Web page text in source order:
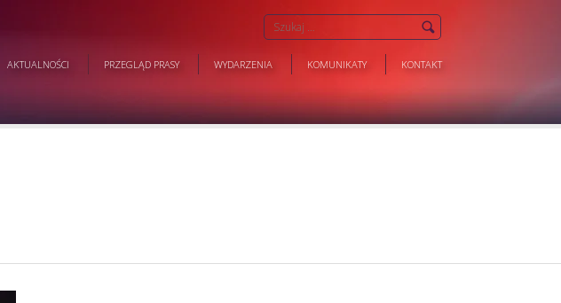
AKTUALNOŚCI PRZEGLĄD PRASY WYDARZENIA KOMUNIKATY KONTAKT